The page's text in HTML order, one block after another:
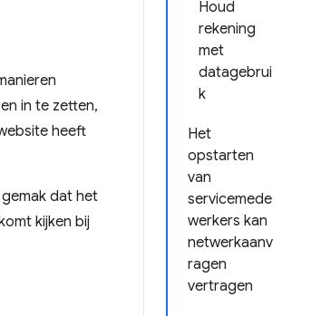
Houd
rekening
met
datagebrui
k
Het
opstarten
van
servicemede
werkers kan
netwerkaanv
ragen
vertragen
in te zetten,
heeft
dat het
kijken bij